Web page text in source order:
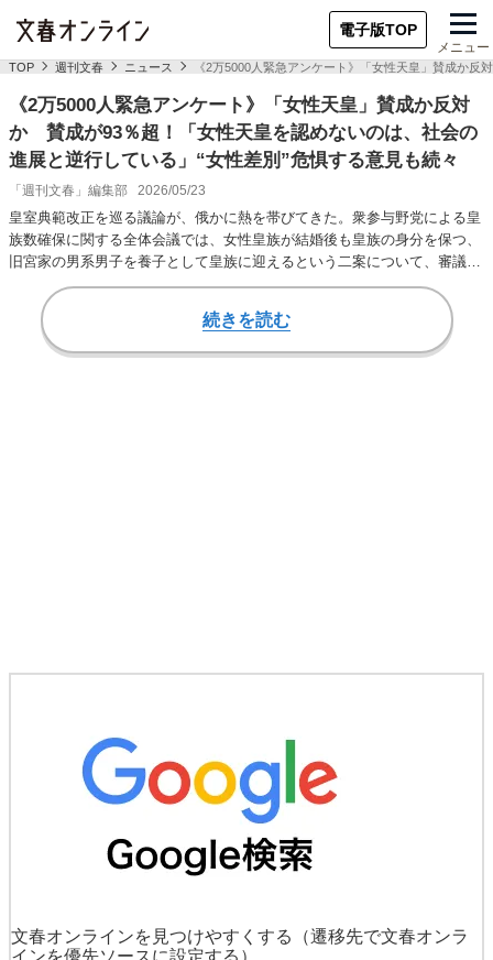
電子版TOP
メニュー
TOP 週刊文春 ニュース 《2万5000人緊急アンケート》「女性天皇」賛成か
《2万5000人緊急アンケート》「女性天皇」賛成か反対
か 賛成が93％超！「女性天皇を認めないのは、社会の
進展と逆行している」“女性差別”危惧する意見も続々
「週刊文春」編集部 2026/05/23
皇室典範改正を巡る議論が、俄かに熱を帯びてきた。衆参与野党による皇
族数確保に関する全体会議では、女性皇族が結婚後も皇族の身分を保つ、
旧宮家の男系男子を養子として皇族に迎えるという二案について、審議が
進められている。…
続きを読む
文春オンラインを見つけやすくする
（遷移先で文春オンラ
インを優先ソースに設定する）